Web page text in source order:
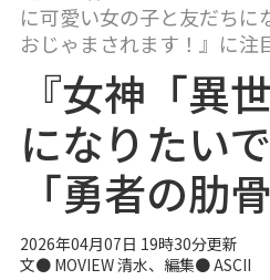
に可愛い女の子と友だちに
おじゃまされます！』に注
『女神「異
になりたい
「勇者の肋
2026年04月07日 19時30分更新
文● MOVIEW清水、編集● ASCII